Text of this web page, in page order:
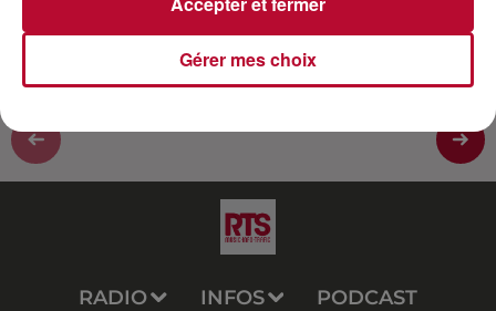
RADIO INFOS PODCAST
Gérer mes choix